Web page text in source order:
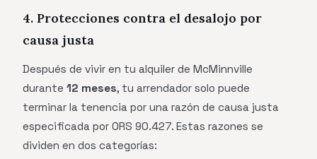
4. Protecciones contra el desalojo por
causa justa
Después de vivir en tu alquiler de McMinnville
durante 12 meses, tu arrendador solo puede
terminar la tenencia por una razón de causa justa
especificada por ORS 90.427. Estas razones se
dividen en dos categorías: